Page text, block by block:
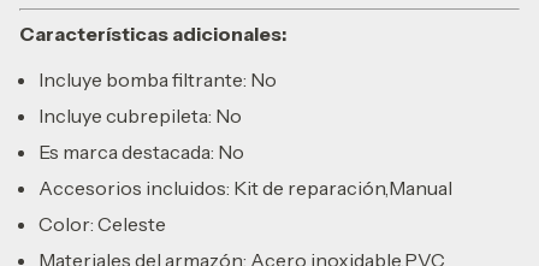
Características adicionales:
Incluye bomba filtrante: No
Incluye cubrepileta: No
Es marca destacada: No
Accesorios incluidos: Kit de reparación,Manual
Color: Celeste
Materiales del armazón: Acero inoxidable,PVC